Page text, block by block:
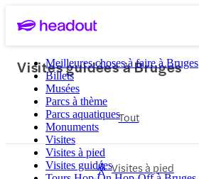
Meilleures choses à faire à Bruges
Billets
Musées
Parcs à thème
Parcs aquatiques
Monuments
Visites
Visites à pied
Visites guidées
Visites guidées à Bruges
Tout
Visites à pied